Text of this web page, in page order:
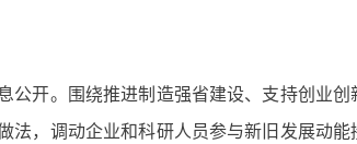
开。围绕推进制造强省建设、支持创业创
法，调动企业和科研人员参与新旧发展动